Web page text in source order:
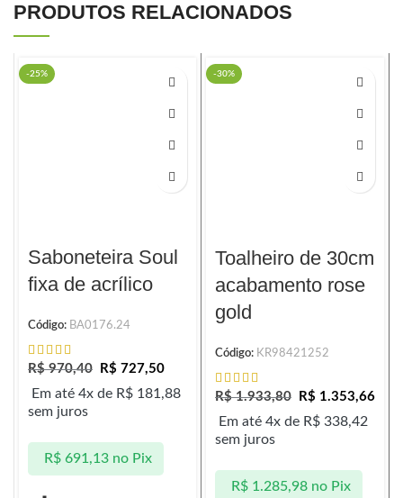
PRODUTOS RELACIONADOS
-25%
Saboneteira Soul
fixa de acrílico
Código: BA0176.24
R$970,40 R$ 727,50
Em até 4x de R$ 181,88
sem juros
R$691,13 no Pix
-30%
Toalheiro de 30cm
acabamento rose
gold
Código: KR98421252
R$1.933,80 R$ 1.353,66
Em até 4x de R$ 338,42
sem juros
R$1.285,98 no Pix